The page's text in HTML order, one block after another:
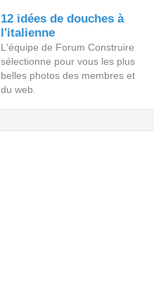
12 idées de douches à
l'italienne
L'équipe de Forum Construire
sélectionne pour vous les plus
belles photos des membres et
du web.